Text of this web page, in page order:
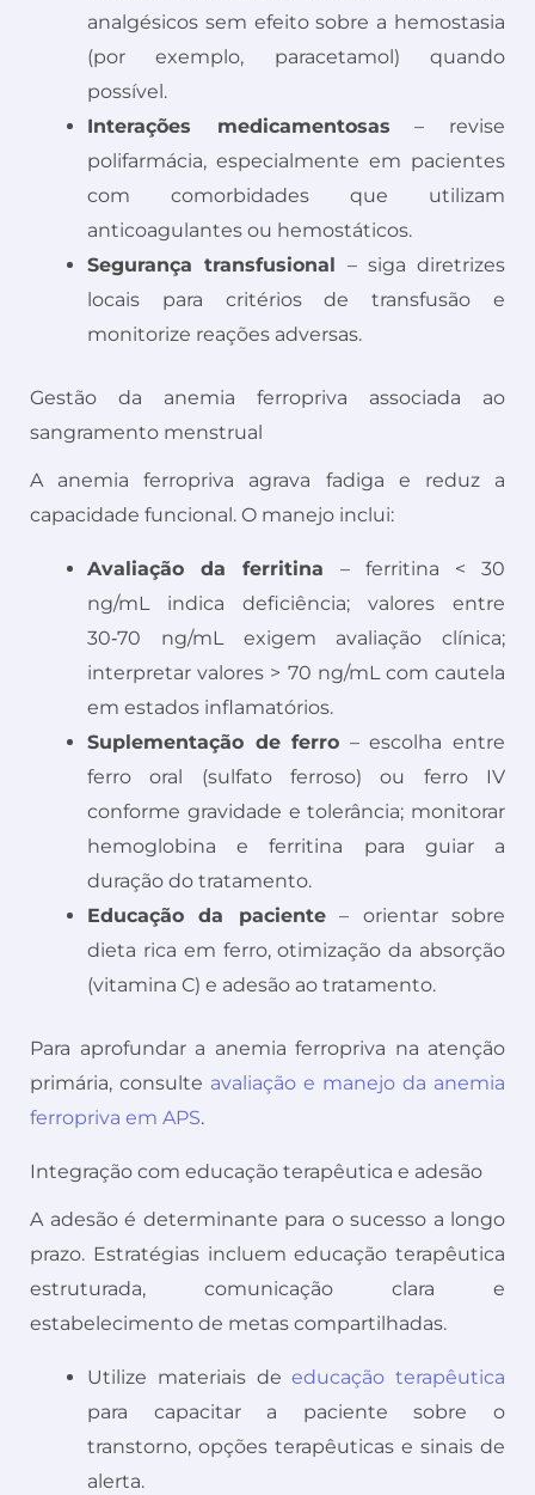
analgésicos sem efeito sobre a hemostasia
(por exemplo, paracetamol) quando
possível.
Interações medicamentosas – revise
polifarmácia, especialmente em pacientes
com comorbidades que utilizam
anticoagulantes ou hemostáticos.
Segurança transfusional – siga diretrizes
locais para critérios de transfusão e
monitorize reações adversas.
Gestão da anemia ferropriva associada ao
sangramento menstrual
A anemia ferropriva agrava fadiga e reduz a
capacidade funcional. O manejo inclui:
Avaliação da ferritina – ferritina < 30
ng/mL indica deficiência; valores entre
30‑70 ng/mL exigem avaliação clínica;
interpretar valores > 70 ng/mL com cautela
em estados inflamatórios.
Suplementação de ferro – escolha entre
ferro oral (sulfato ferroso) ou ferro IV
conforme gravidade e tolerância; monitorar
hemoglobina e ferritina para guiar a
duração do tratamento.
Educação da paciente– orientar sobre
dieta rica em ferro, otimização da absorção
(vitamina C) e adesão ao tratamento.
Para aprofundar a anemia ferropriva na atenção
primária, consulte avaliação e manejo da anemia
ferropriva em APS.
Integração com educação terapêutica e adesão
A adesão é determinante para o sucesso a longo
prazo. Estratégias incluem educação terapêutica
estruturada, comunicação clara e
estabelecimento de metas compartilhadas.
Utilize materiais deeducação terapêutica
para capacitar a paciente sobre o
transtorno, opções terapêuticas e sinais de
alerta.